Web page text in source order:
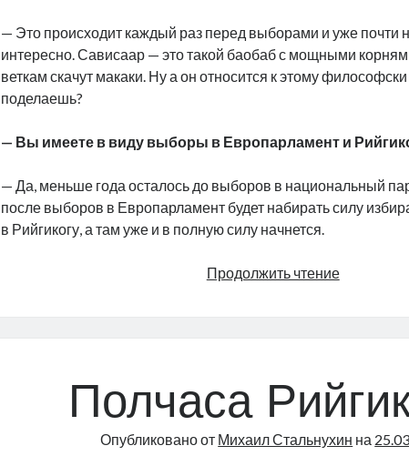
— Это происходит каждый раз перед выборами и уже почти
интересно. Сависаар — это такой баобаб с мощными
веткам скачут макаки. Ну а он относится к этому философски
поделаешь?
— Вы имеете в виду выборы в Европарламент и
— Да, меньше года осталось до выборов в национальный
после выборов в Европарламент будет набирать силу
в Рийгикогу, а там уже и в полную силу начнется.
Продолжить чтение
центрист,
да
русский
Полчаса
Опубликовано от Михаил Стальнухин на